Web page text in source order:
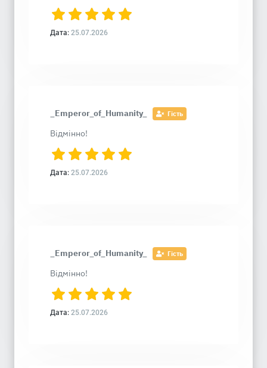
Дата: 25.07.2026
_Emperor_of_Humanity_ Гість
Відмінно!
Дата: 25.07.2026
_Emperor_of_Humanity_ Гість
Відмінно!
Дата: 25.07.2026